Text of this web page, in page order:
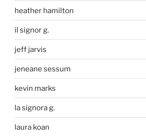
heather hamilton
il signor g.
jeff jarvis
jeneane sessum
kevin marks
la signora g.
laura koan